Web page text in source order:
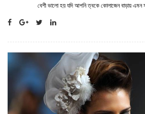
বেশী ভালো হয় যদি আপনি ত্বকে কোলাজেন বাড়ায় এমন